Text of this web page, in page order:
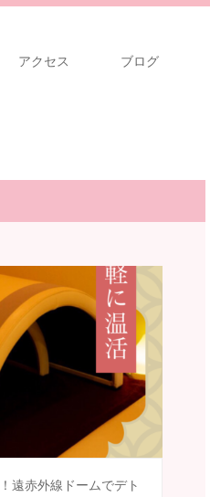
アクセス ブログ
遠赤外線ドームでデト